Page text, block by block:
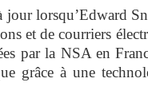
jour lorsqu’Edward
et de courriers
par la NSA en
grâce à une